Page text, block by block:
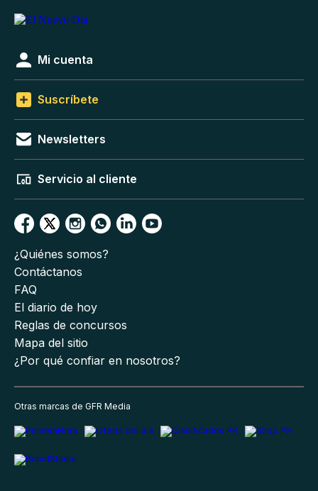
Mi cuenta
Suscríbete
Newsletters
Servicio al cliente
¿Quiénes somos?
Contáctanos
FAQ
El diario de hoy
Reglas de concursos
Mapa del sitio
¿Por qué confiar en nosotros?
Otras marcas de GFR Media